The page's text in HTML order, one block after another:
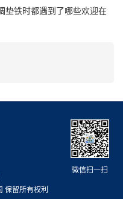
垫铁时都遇到了哪些欢迎在
微信扫一扫
保留所有权利